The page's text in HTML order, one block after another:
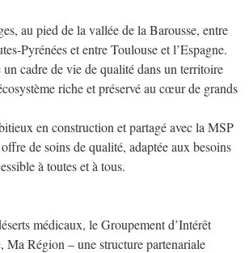
au pied de la vallée de la Barousse, entre
Pyrénées et entre Toulouse et l’Espagne.
cadre de vie de qualité dans un territoire
riche et préservé au cœur de grands
en construction et partagé avec la MSP
de soins de qualité, adaptée aux besoins
à toutes et à tous.
médicaux, le Groupement d’Intérêt
Ma Région – une structure partenariale